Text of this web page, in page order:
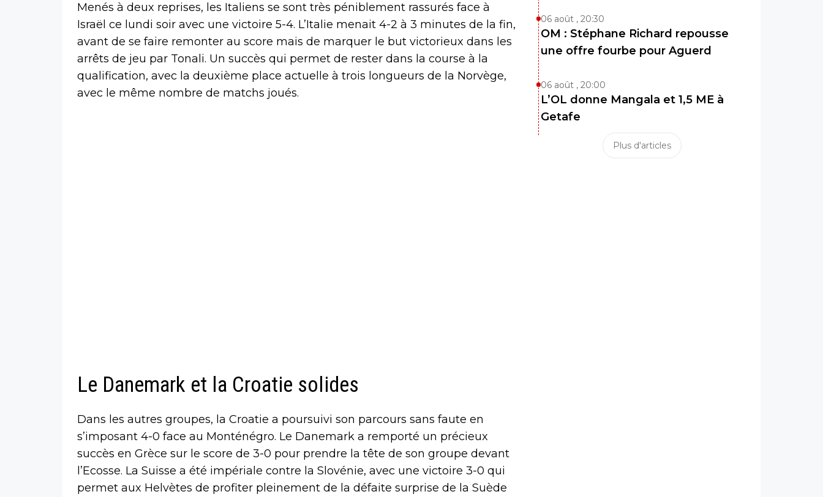
Menés à deux reprises, les Italiens se sont très péniblement rassurés face à
Israël ce lundi soir avec une victoire 5-4. L’Italie menait 4-2 à 3 minutes de la fin,
avant de se faire remonter au score mais de marquer le but victorieux dans les
arrêts de jeu par Tonali. Un succès qui permet de rester dans la course à la
qualification, avec la deuxième place actuelle à trois longueurs de la Norvège,
avec le même nombre de matchs joués.
Le Danemark et la Croatie solides
Dans les autres groupes, la Croatie a poursuivi son parcours sans faute en
s’imposant 4-0 face au Monténégro. Le Danemark a remporté un précieux
succès en Grèce sur le score de 3-0 pour prendre la tête de son groupe devant
l’Ecosse. La Suisse a été impériale contre la Slovénie, avec une victoire 3-0 qui
permet aux Helvètes de profiter pleinement de la défaite surprise de la Suède
06 août , 20:30
OM : Stéphane Richard repousse
une offre fourbe pour Aguerd
06 août , 20:00
L’OL donne Mangala et 1,5 ME à
Getafe
Plus d'articles